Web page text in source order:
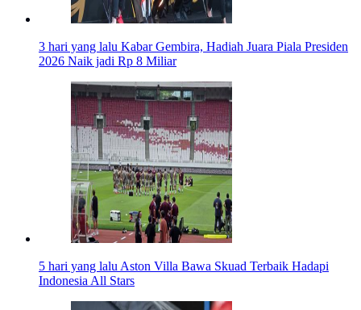
3 hari yang lalu Kabar Gembira, Hadiah Juara Piala Presiden
2026 Naik jadi Rp 8 Miliar
5 hari yang lalu Aston Villa Bawa Skuad Terbaik Hadapi
Indonesia All Stars